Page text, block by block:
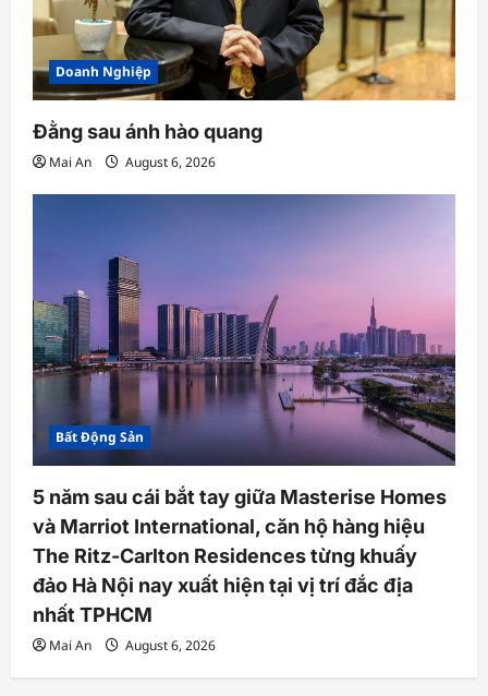
Doanh Nghiệp
Đằng sau ánh hào quang
Mai An August 6, 2026
Bất Động Sản
5 năm sau cái bắt tay giữa Masterise Homes
và Marriot International, căn hộ hàng hiệu
The Ritz-Carlton Residences từng khuấy
đảo Hà Nội nay xuất hiện tại vị trí đắc địa
nhất TPHCM
Mai An August 6, 2026